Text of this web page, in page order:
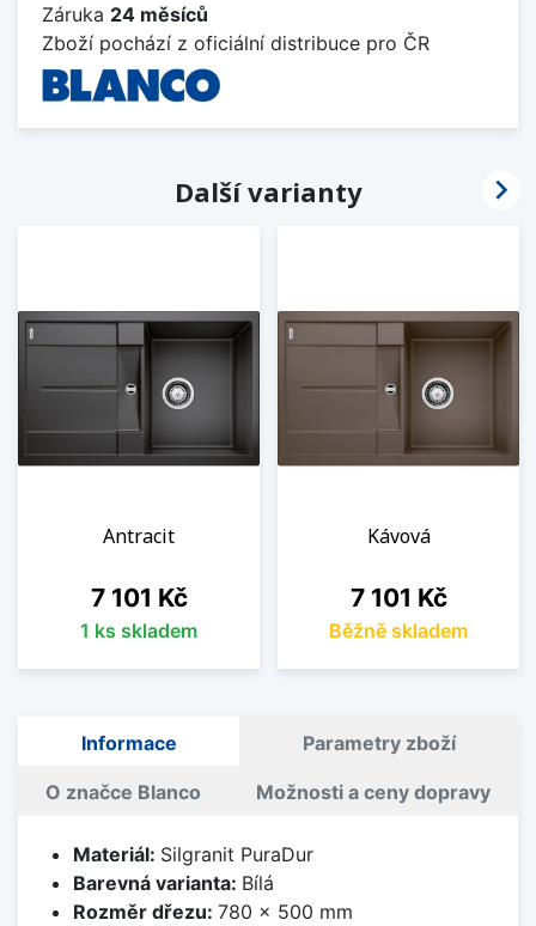
Záruka 24 měsíců
Zboží pochází z oficiální distribuce pro ČR
Další varianty
Antracit
Cena
7 101 Kč
1 ks skladem
Kávová
Cena
7 101 Kč
Běžně skladem

Informace Parametry zboží
O značce Blanco Možnosti a ceny dopravy
Materiál: Silgranit PuraDur
Barevná varianta: Bílá
Rozměr dřezu: 780 x 500 mm